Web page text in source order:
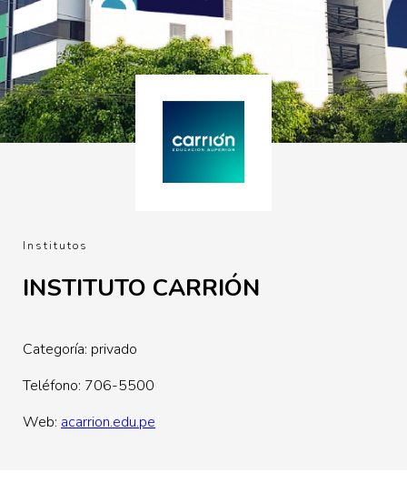
Institutos
INSTITUTO CARRIÓN
Categoría: privado
Teléfono: 706-5500
Web: acarrion.edu.pe